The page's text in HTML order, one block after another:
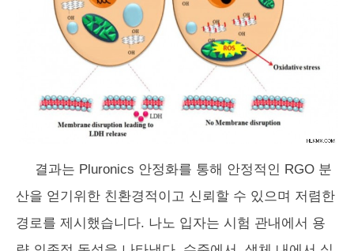
결과는 Pluronics 안정화를 통해 안정적인 RGO 분
산을 얻기위한 친환경적이고 신뢰할 수 있으며 저렴한
경로를 제시했습니다. 나노 입자는 시험 관내에서 용